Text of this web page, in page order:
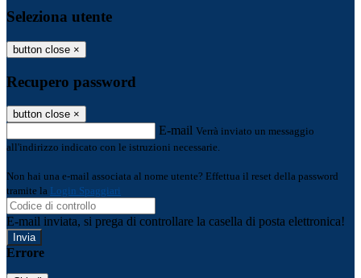
Seleziona utente
button close ×
Recupero password
button close ×
E-mail Verrà inviato un messaggio
all'indirizzo indicato con le istruzioni necessarie.
Non hai una e-mail associata al nome utente? Effettua il reset della password
tramite la Login Spaggiari
E-mail inviata, si prega di controllare la casella di posta elettronica!
Errore